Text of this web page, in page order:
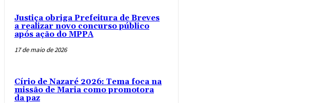
Justiça obriga Prefeitura de Breves
a realizar novo concurso público
após ação do MPPA
17 de maio de 2026
Círio de Nazaré 2026: Tema foca na
missão de Maria como promotora
da paz